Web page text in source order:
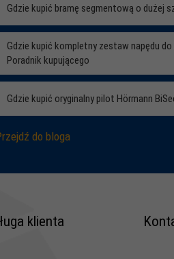
Gdzie kupić bramę segmentową o dużej
Gdzie kupić kompletny zestaw napędu
Poradnik kupującego
Gdzie kupić oryginalny pilot Hörmann
do bloga
klienta